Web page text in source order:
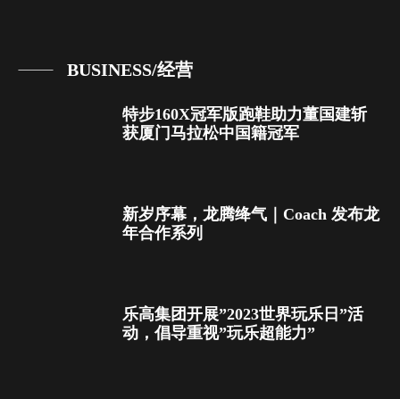
BUSINESS/经营
特步160X冠军版跑鞋助力董国建斩
获厦门马拉松中国籍冠军
新岁序幕，龙腾绛气｜Coach 发布龙
年合作系列
乐高集团开展”2023世界玩乐日”活
动，倡导重视”玩乐超能力”